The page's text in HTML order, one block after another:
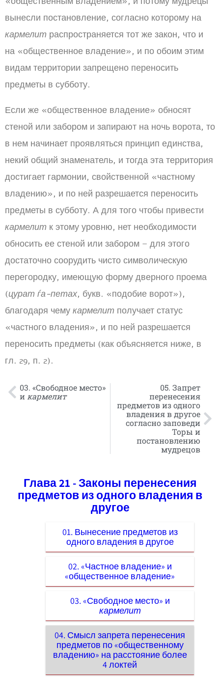
вынесли постановление, согласно которому на
кармелит распространяется тот же закон, что и
на «общественное владение», и по обоим этим
видам территории запрещено переносить
предметы в субботу.
Если же «общественное владение» обносят
стеной или забором и запирают на ночь ворота, то
в нем начинает проявляться принцип единства,
некий общий знаменатель, и тогда эта территория
достигает гармонии, свойственной «частному
владению», и по ней разрешается переносить
предметы в субботу. А для того чтобы привести
кармелит к этому уровню, нет необходимости
обносить ее стеной или забором – для этого
достаточно соорудить чисто символическую
перегородку, имеющую форму дверного проема
(цурат ѓа-петах, букв. «подобие ворот»),
благодаря чему кармелит получает статус
«частного владения», и по ней разрешается
переносить предметы (как объясняется ниже, в
гл. 29, п. 2).
03. «Свободное место»
и кармелит
05. Запрет
перенесения
предметов из одного
владения в другое
согласно заповеди
Торы и
постановлению
мудрецов
Глава 21 - Законы перенесения
предметов из одного владения в
другое
01. Вынесение предметов из
одного владения в другое
02. «Частное владение» и
«общественное владение»
03. «Свободное место» и
кармелит
04. Смысл запрета перенесения
предметов по «общественному
владению» на расстояние более
4 локтей